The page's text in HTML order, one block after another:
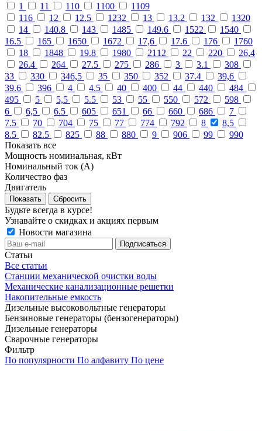
1
11 110 1100
1109
116
12 12.5 1232 13 13.2 132
1320
14
140.8 143 1485 149.6 1522
1540
16.5
165 1650 1672 17,6 17.6 176
1760
18
1848 19.8 1980 2112 22 220
26,4
26.4
264 27.5 275 286 3 3.1
308
33
330 346,5 35 350 352 37.4
39,6
39.6
396 4 4.5 40 400 44 440
484
495
5 5,5 5.5 53 55 550 572
598
6
6,5 6.5 605 651 66 660 686
7
7.5
70 704 75 77 774 792 8
8,5
8.5
82.5 825 88 880 9 906 99
990
Показать все
Мощность номинальная, кВт
Номинальный ток (А)
Количество фаз
Двигатель
Сбросить
Будьте всегда в курсе!
Узнавайте о скидках и акциях первым
Новости магазина
Статьи
Все статьи
Станции механической очистки воды
Механические канализационные решетки
Накопительные емкость
Дизельные высоковольтные генераторы
Бензиновые генераторы (бензогенераторы)
Дизельные генераторы
Сварочные генераторы
Фильтр
По популярности По алфавиту По цене